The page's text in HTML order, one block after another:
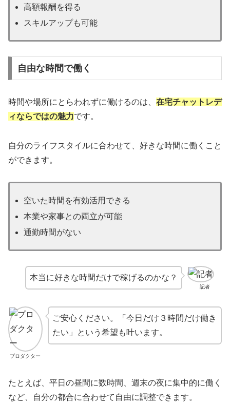
高額報酬を得る
スキルアップも可能
自由な時間で働く
時間や場所にとらわれずに働けるのは、 在宅チャットレデ
ィならではの魅力です。
自分のライフスタイルに合わせて、好きな時間に働くこと
ができます。
空いた時間を有効活用できる
本業や家事との両立が可能
通勤時間がない
記者
本当に好きな時間だけで稼げるのかな？
プロダクター
ご安心ください。「今日だけ３時間だけ働き
たい」という希望も叶います。
たとえば、平日の昼間に数時間、週末の夜に集中的に働く
など、自分の都合に合わせて自由に調整できます。